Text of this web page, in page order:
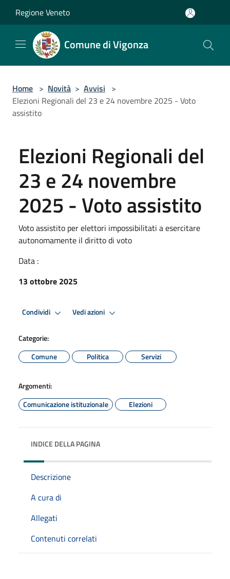
Regione Veneto
Comune di Vigonza
Home > Novità > Avvisi >
Elezioni Regionali del 23 e 24 novembre 2025 - Voto
assistito
Elezioni Regionali del
23 e 24 novembre
2025 - Voto assistito
Voto assistito per elettori impossibilitati a esercitare
autonomamente il diritto di voto
Data :
13 ottobre 2025
Condividi Vedi azioni
Categorie:
Comune
Politica Servizi
Argomenti:
Comunicazione istituzionale
Elezioni
INDICE DELLA PAGINA
Descrizione
A cura di
Allegati
Contenuti correlati